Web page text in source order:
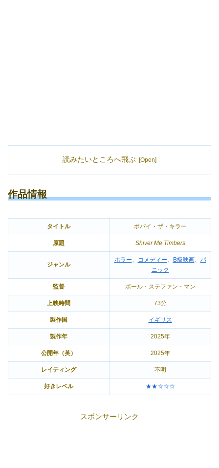
読みたいところへ飛ぶ
作品情報
タイトル ポパイ・ザ・キラー
原題 Shiver Me Timbers
ジャンル
ホラー、 コメディー、 B級映画、 パ
ニック
監督 ポール・ステファン・マン
上映時間 73分
製作国 イギリス
製作年 2025年
公開年（英） 2025年
レイティング 不明
好きレベル ★★☆☆☆
スポンサーリンク